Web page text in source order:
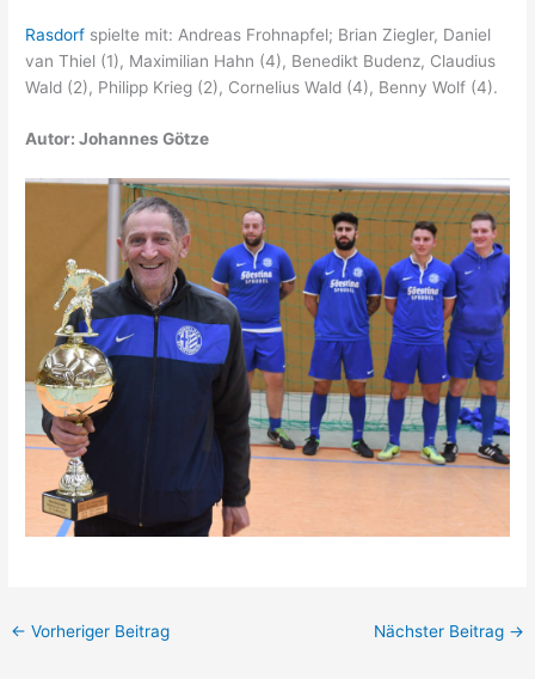
Rasdorf spielte mit: Andreas Frohnapfel; Brian Ziegler, Daniel
van Thiel (1), Maximilian Hahn (4), Benedikt Budenz, Claudius
Wald (2), Philipp Krieg (2), Cornelius Wald (4), Benny Wolf (4).
Autor: Johannes Götze
← Vorheriger Beitrag Nächster Beitrag →